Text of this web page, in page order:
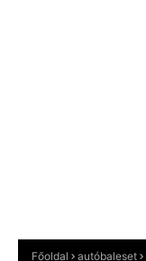
Főoldal autóbaleset